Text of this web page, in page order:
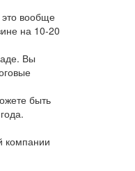
это вообще
на 10-20
Вы
быть
компании